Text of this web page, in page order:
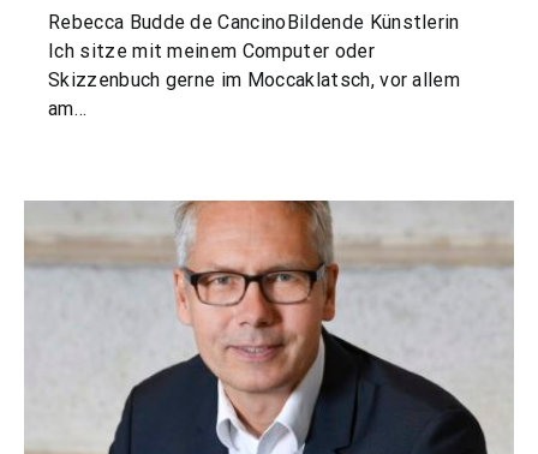
Rebecca Budde de CancinoBildende Künstlerin
Ich sitze mit meinem Computer oder
Skizzenbuch gerne im Moccaklatsch, vor allem
am…